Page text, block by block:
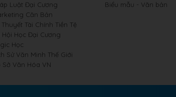
Luật Đại Cương
Căn Bản
Tài Chính Tiền Tệ
Hội Học Đại Cương
Học
Sử Văn Minh Thế Giới
Sở Văn Hóa VN
Biểu mẫu - Văn bản